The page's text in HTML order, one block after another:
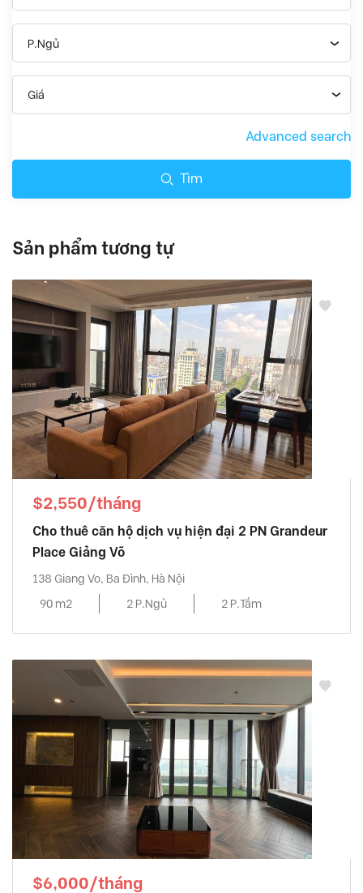
P.Ngủ
Giá
Advanced search
Tìm
Sản phẩm tương tự
$2,550/tháng
Cho thuê căn hộ dịch vụ hiện đại 2 PN Grandeur
Place Giảng Võ
138 Giang Vo, Ba Đình, Hà Nội
90 m2
2 P.Ngủ 2 P.Tắm
$6,000/tháng